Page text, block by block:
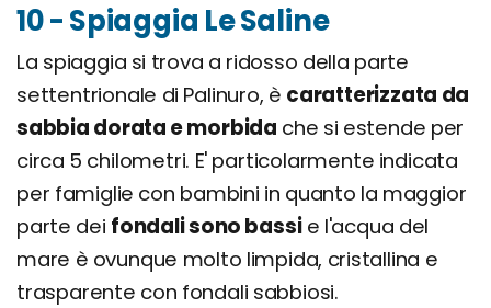
10 - Spiaggia Le Saline
La spiaggia si trova a ridosso della parte
settentrionale di Palinuro, è caratterizzata da
sabbia dorata e morbida che si estende per
circa 5 chilometri. E' particolarmente indicata
per famiglie con bambini in quanto la maggior
parte dei fondali sono bassie l'acqua del
mare è ovunque molto limpida, cristallina e
trasparente con fondali sabbiosi.